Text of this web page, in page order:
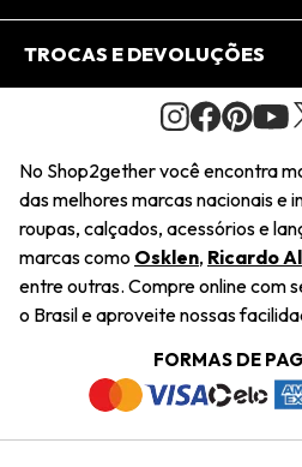
Journal
Saiu na Mídia
Sustentabilidade
Navegando
Termos e Condições
Trabalhe Conosco
Regulamento e Promoções
Minha Conta
Pedido de Presente
Wishlist
TROCAS E DEVOLUÇÕES
Condições Gerais
Troca Fácil
Restituição de Pagamento
Dúvidas Frequentes
Termos e Condições
Política de Privacidade
No Shop2gether você encontra
das melhores marcas nacionais e
roupas, calçados, acessórios e
marcas como Osklen, Ricardo
entre outras. Compre online com
o Brasil e aproveite nossas
FORMAS DE